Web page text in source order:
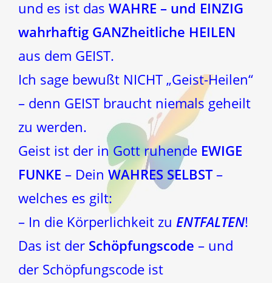
und es ist das WAHRE – und EINZIG
wahrhaftig GANZheitliche HEILEN
aus dem GEIST.
Ich sage bewußt NICHT „Geist-Heilen“
– denn GEIST braucht niemals geheilt
zu werden.
Geist ist der in Gott ruhende EWIGE
FUNKE – Dein WAHRES SELBST–
welches es gilt:
– In die Körperlichkeit zu ENTFALTEN!
Das ist der Schöpfungscode – und
der Schöpfungscode ist